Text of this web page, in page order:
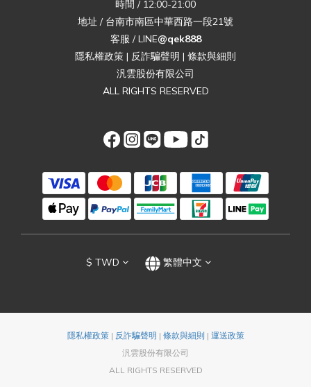
時間 / 12:00-21:00
地址 / 台南市南區中華西路一段21號
客服 / LINE@qek888
隱私權政策 | 反詐騙聲明 | 條款與細則
汎雲股份有限公司
ALL RIGHTS RESERVED
$ TWD 繁體中文
隱私權政策| 反詐騙聲明 | 條款與細則 | 運送政策
汎雲股份有限公司
ALL RIGHTS RESERVED